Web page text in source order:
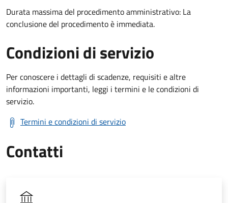
Durata massima del procedimento amministrativo: La
conclusione del procedimento è immediata.
Condizioni di servizio
Per conoscere i dettagli di scadenze, requisiti e altre
informazioni importanti, leggi i termini e le condizioni di
servizio.
Termini e condizioni di servizio
Contatti